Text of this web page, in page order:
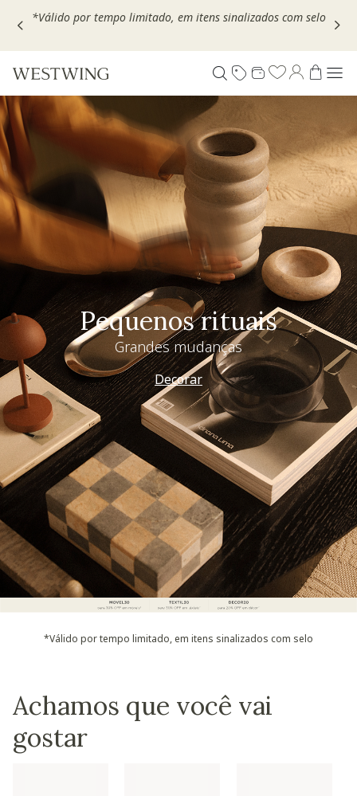
Escolha seu VOUCHER e ganhe até 30% OFF*: useMOVEL30,
Pequenos rituais
Grandes mudanças
Decorar
*Válido por tempo limitado, em itens sinalizados com selo
Achamos que você vai
gostar